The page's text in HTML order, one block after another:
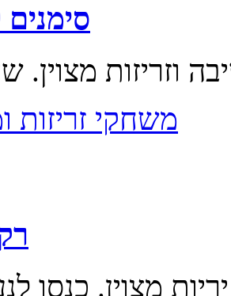
משחקי זריזות